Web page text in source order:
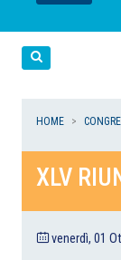
LEGGI
LEGGI
LEGGI
LEGGI
HOME
XLV
venerdì, 01